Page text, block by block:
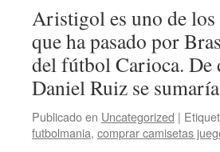
Aristigol es uno de
que ha pasado por
del fútbol Carioca. De
Daniel Ruiz se
Publicado en Uncategorized |
futbolmania, comprar camisetas